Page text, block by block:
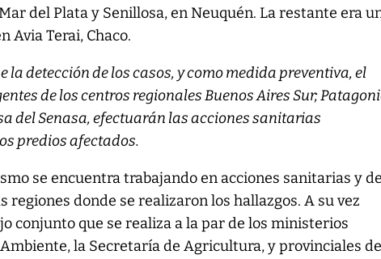
del Plata y Senillosa, en Neuquén. La restante era
Avia Terai, Chaco.
la detección de los casos, y como medida preventiva, el
de los centros regionales Buenos Aires Sur;
del Senasa, efectuarán las acciones sanitarias
predios afectados.
se encuentra trabajando en acciones sanitarias y de
regiones donde se realizaron los hallazgos. A su vez
conjunto que se realiza a la par de los ministerios
la Secretaría de Agricultura, y provinciales de